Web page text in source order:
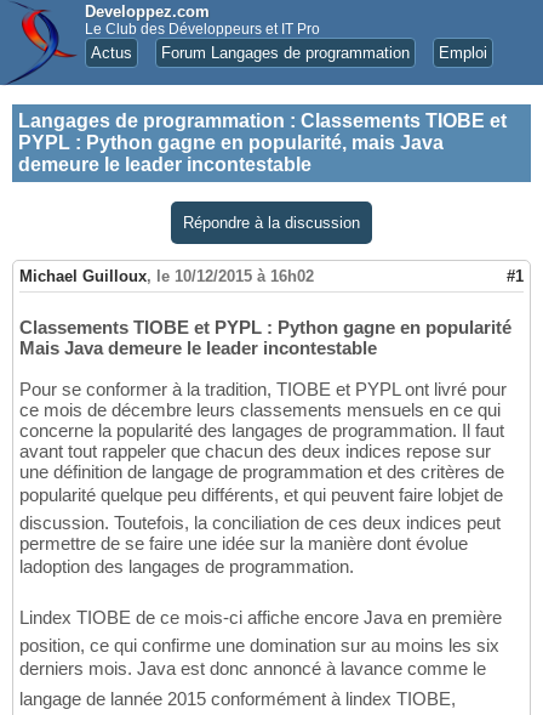
Developpez.com
Le Club des Développeurs et IT Pro
Actus Forum Langages de programmation Emploi
Langages de programmation : Classements TIOBE et
PYPL : Python gagne en popularité, mais Java
demeure le leader incontestable
Répondre à la discussion
Michael Guilloux, le 10/12/2015 à 16h02 #1
Classements TIOBE et PYPL : Python gagne en popularité
Mais Java demeure le leader incontestable
Pour se conformer à la tradition, TIOBE et PYPL ont livré pour
ce mois de décembre leurs classements mensuels en ce qui
concerne la popularité des langages de programmation. Il faut
avant tout rappeler que chacun des deux indices repose sur
une définition de langage de programmation et des critères de
popularité quelque peu différents, et qui peuvent faire lobjet de
discussion. Toutefois, la conciliation de ces deux indices peut
permettre de se faire une idée sur la manière dont évolue
ladoption des langages de programmation.
Lindex TIOBE de ce mois-ci affiche encore Java en première
position, ce qui confirme une domination sur au moins les six
derniers mois. Java est donc annoncé à lavance comme le
langage de lannée 2015 conformément à lindex TIOBE,